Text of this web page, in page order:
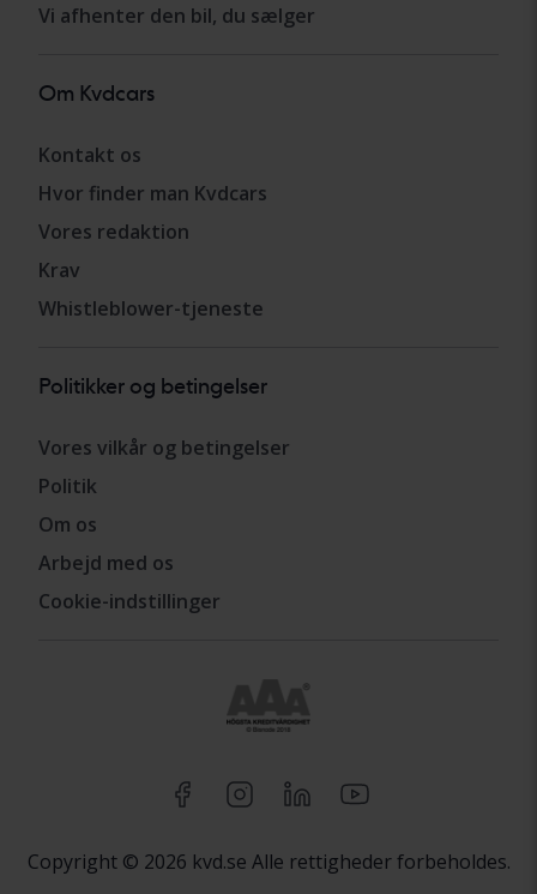
Vi afhenter den bil, du sælger
Om Kvdcars
Kontakt os
Hvor finder man Kvdcars
Vores redaktion
Krav
Whistleblower-tjeneste
Politikker og betingelser
Vores vilkår og betingelser
Politik
Om os
Arbejd med os
Cookie-indstillinger
Copyright © 2026 kvd.se Alle rettigheder forbeholdes.